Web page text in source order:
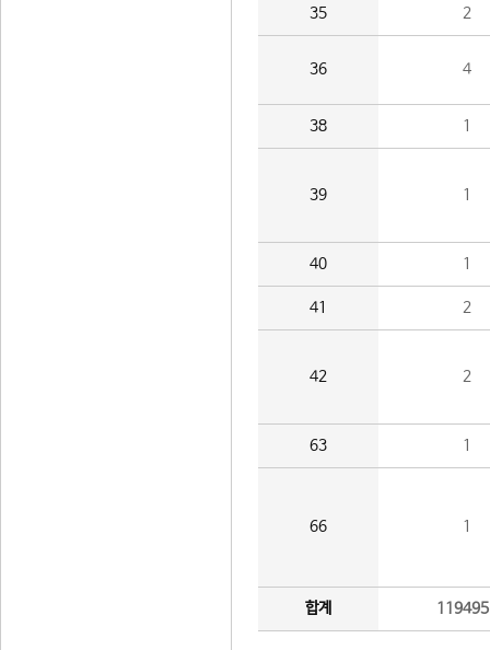
35 2
36 4
38 1
39 1
40 1
41 2
42 2
63 1
66 1
합계